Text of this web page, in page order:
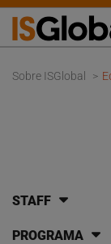
Sobre ISGlobal
STAFF
PROGRAMA